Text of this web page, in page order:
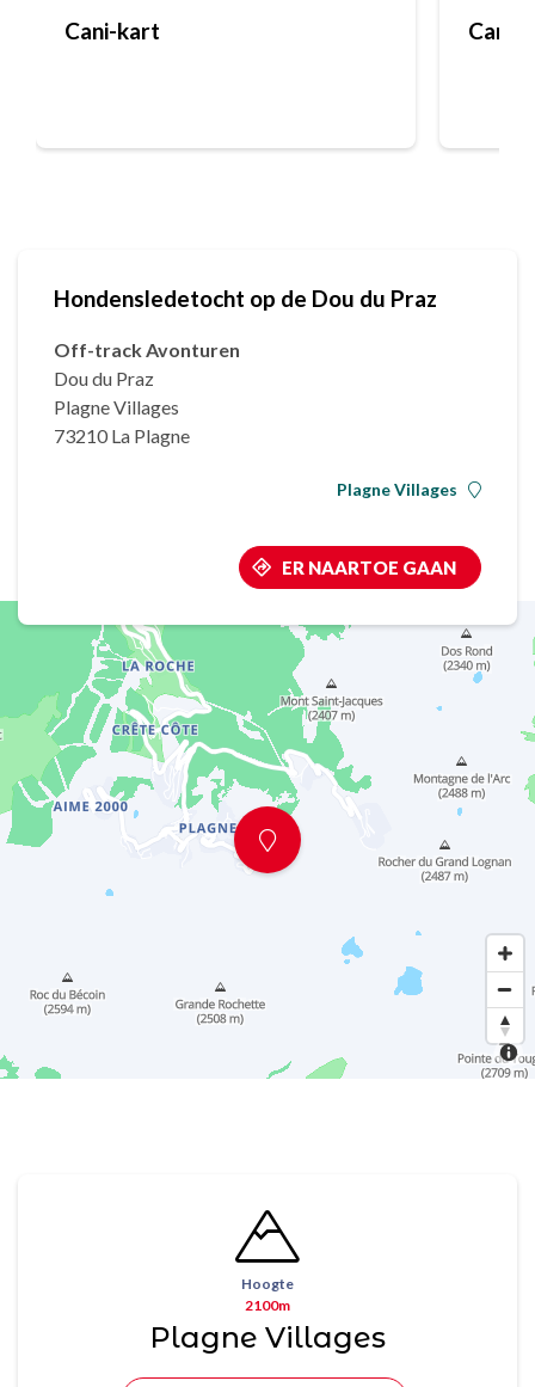
Cani-kart
Hondensledetocht op de Dou du Praz
Off-track Avonturen
Dou du Praz
Plagne Villages
73210 La Plagne
Plagne Villages
ER NAARTOE GAAN
Hoogte
2100m
Plagne Villages